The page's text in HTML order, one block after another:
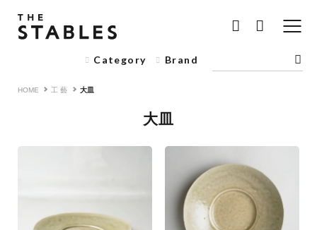
Category Brand
HOME 工 藝 大皿
大皿